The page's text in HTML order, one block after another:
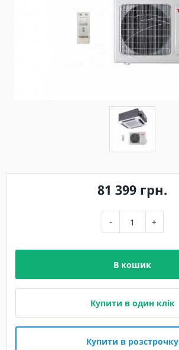
81 399 грн.
- +
В кошик
Купити в один клік
Купити в розстрочку